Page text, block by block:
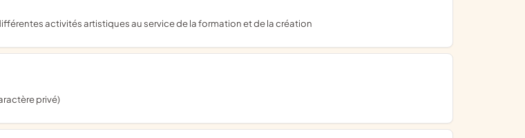
activités artistiques au service de la formation et de la création
privé)